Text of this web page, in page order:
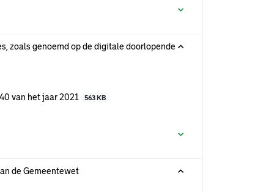
zoals genoemd op de digitale doorlopende
van het jaar 2021 563 KB
de Gemeentewet